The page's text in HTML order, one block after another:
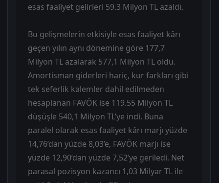
esas faaliyet gelirleri 59.3 Milyon TL azaldı.
Bu gelişmelerin etkisiyle esas faaliyet kârı
geçen yılın aynı dönemine göre 177,7
Milyon TL azalarak 577,1 Milyon TL oldu.
Amortisman giderleri hariç, kur farkları gibi
tek seferlik kalemler dahil edilmeden
hesaplanan FAVÖK ise 119.55 Milyon TL
düşüşle 540,1 Milyon TL’ye indi. Buna
paralel olarak esas faaliyet kârı marjı yüzde
14,76’dan yüzde 8,03’e, FAVÖK marjı ise
yüzde 12,90’dan yüzde 7,52’ye geriledi. Net
parasal pozisyon kazancı 1,03 Milyar TL ile